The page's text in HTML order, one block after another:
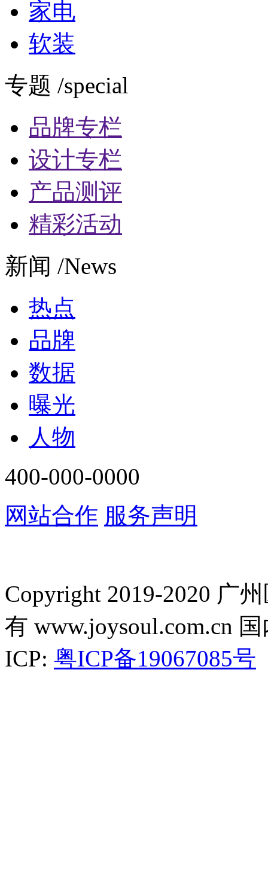
家电
软装
专题 /special
品牌专栏
设计专栏
产品测评
精彩活动
新闻 /News
热点
品牌
数据
曝光
人物
400-000-0000
网站合作 服务声明
Copyright 2019-2020 广
有 www.joysoul.com.cn
ICP: 粤ICP备19067085号